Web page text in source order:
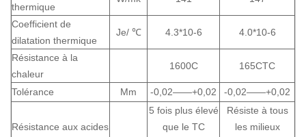
thermique
Coefficient de
dilatation thermique
Je/ ℃ 4.3*10-6 4.0*10-6
Résistance à la
chaleur
1600C 165CTC
Tolérance Mm -0,02——+0,02 -0,02——+0,02
Résistance aux acides
5 fois plus élevé
que le TC
Résiste à tous
les milieux